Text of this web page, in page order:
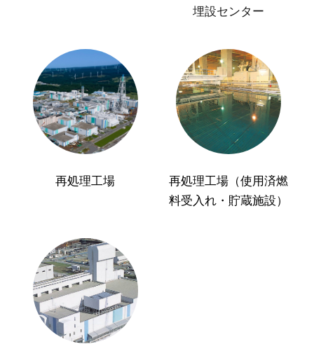
埋設センター
再処理工場
再処理工場（使用済燃
料受入れ・貯蔵施設）